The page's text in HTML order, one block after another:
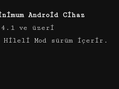
Android Cihaz
4.1 ve üzeri
Hileli Mod sürüm içerir.